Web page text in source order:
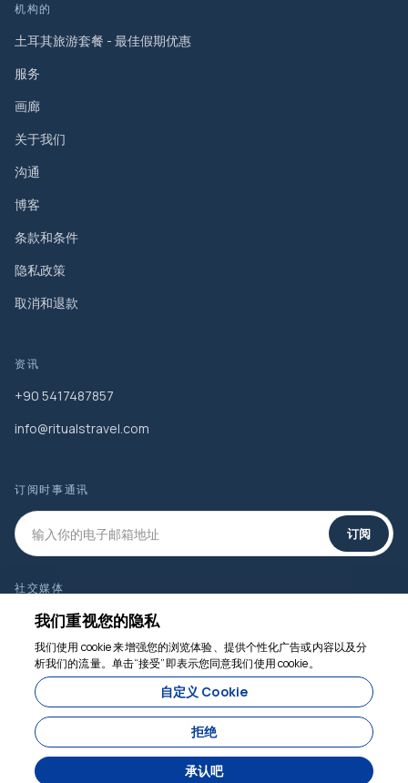
160 $
机构的
土耳其旅游套餐 - 最佳假期优惠
服务
画廊
关于我们
沟通
博客
条款和条件
隐私政策
取消和退款
资讯
+90 5417487857
info@ritualstravel.com
订阅时事通讯
订阅
社交媒体
由开发
我们重视您的隐私
我们使用 cookie 来增强您的浏览体验、提供个性化广告或内容以及分
析我们的流量。单击“接受”即表示您同意我们使用 cookie。
自定义 Cookie
拒绝
承认吧
我们随时为您服务